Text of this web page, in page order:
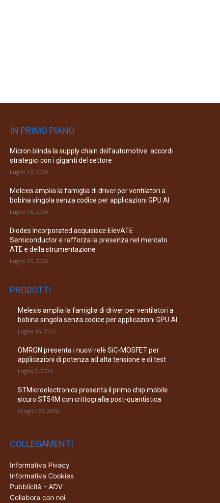
IN PRIMO PIANO
Micron blinda la supply chain dell’automotive: accordi
strategici con i giganti del settore
Luglio 17, 2026
Melexis amplia la famiglia di driver per ventilatori a
bobina singola senza codice per applicazioni GPU AI
Luglio 16, 2026
Diodes Incorporated acquisisce ElevATE
Semiconductor e rafforza la presenza nel mercato
ATE e della strumentazione
Luglio 15, 2026
PRODOTTI
Melexis amplia la famiglia di driver per ventilatori a
bobina singola senza codice per applicazioni GPU AI
Luglio 16, 2026
OMRON presenta i nuovi relè SiC-MOSFET per
applicazioni di potenza ad alta tensione e di test
Luglio 2, 2026
STMicroelectronics presenta il primo chip mobile
sicuro ST54M con crittografia post-quantistica
Giugno 25, 2026
COLLEGAMENTI
Informativa Pivacy
Informativa Cookies
Pubblicità - ADV
Collabora con noi